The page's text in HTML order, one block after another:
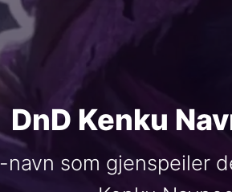
DnD Kenku
navn som gjenspeiler